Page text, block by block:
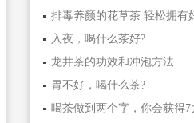
排毒养颜的花草茶 轻松拥有
入夜，喝什么茶好?
龙井茶的功效和冲泡方法
胃不好，喝什么茶?
喝茶做到两个字，你会获得7